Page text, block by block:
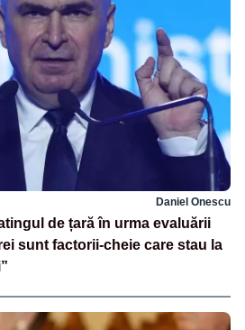
Daniel Onescu
de țară în urma evaluării
sunt factorii-cheie care stau la